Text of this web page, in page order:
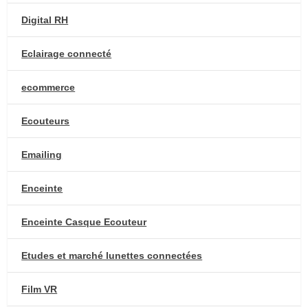
Digital RH
Eclairage connecté
ecommerce
Ecouteurs
Emailing
Enceinte
Enceinte Casque Ecouteur
Etudes et marché lunettes connectées
Film VR